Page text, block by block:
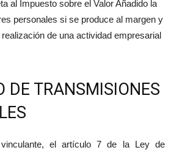
al Impuesto sobre el Valor Añadido la
personales si se produce al margen y
de una actividad empresarial
DE TRANSMISIONES
el artículo 7 de la Ley de